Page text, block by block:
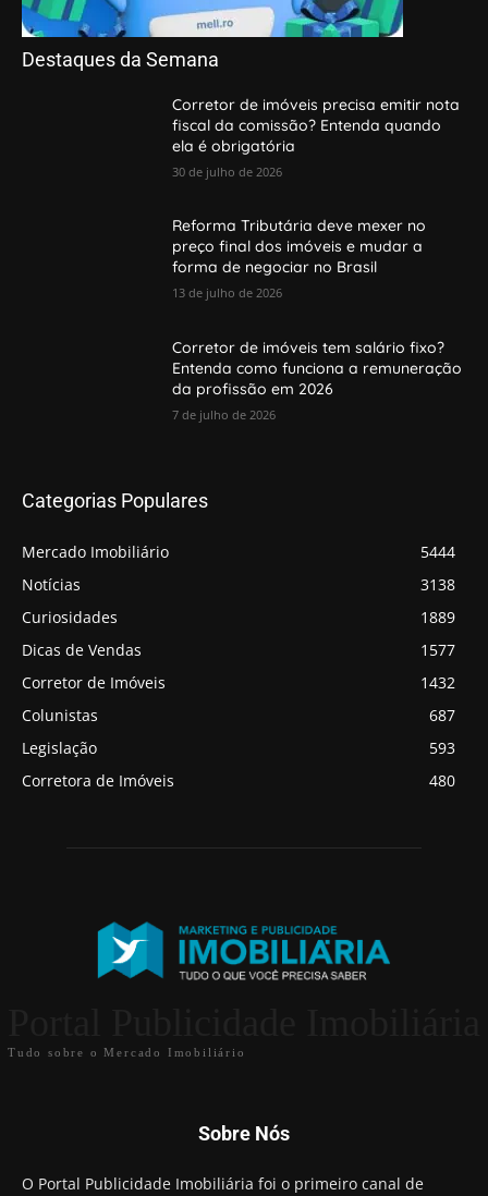
Destaques da Semana
Corretor de imóveis precisa emitir nota
fiscal da comissão? Entenda quando
ela é obrigatória
30 de julho de 2026
Reforma Tributária deve mexer no
preço final dos imóveis e mudar a
forma de negociar no Brasil
13 de julho de 2026
Corretor de imóveis tem salário fixo?
Entenda como funciona a remuneração
da profissão em 2026
7 de julho de 2026
Categorias Populares
Mercado Imobiliário
5444
Notícias
3138
Curiosidades
1889
Dicas de Vendas
1577
Corretor de Imóveis
1432
Colunistas
687
Legislação
593
Corretora de Imóveis
480
Tudo sobre o Mercado Imobiliário
Sobre Nós
O Portal Publicidade Imobiliária foi o primeiro canal de